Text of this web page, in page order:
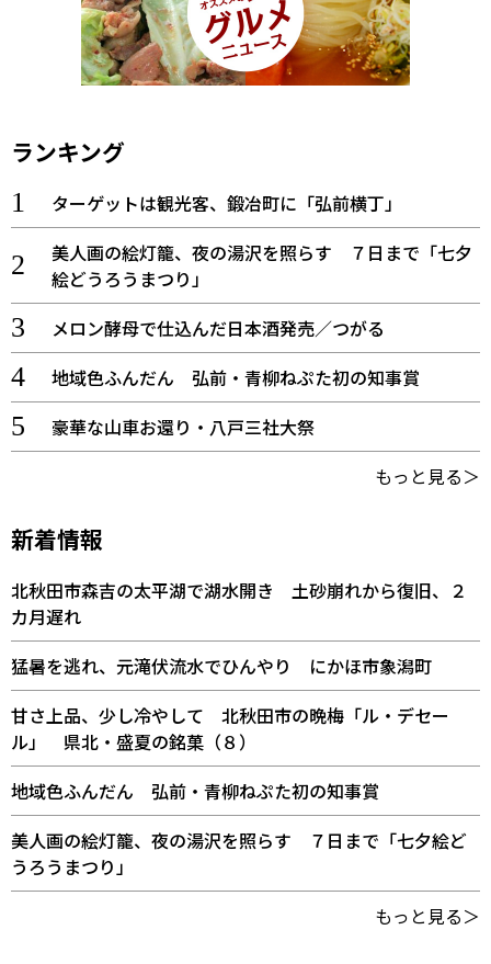
ランキング
ターゲットは観光客、鍛冶町に「弘前横丁」
美人画の絵灯籠、夜の湯沢を照らす ７日まで「七夕
絵どうろうまつり」
メロン酵母で仕込んだ日本酒発売／つがる
地域色ふんだん 弘前・青柳ねぷた初の知事賞
豪華な山車お還り・八戸三社大祭
もっと見る＞
新着情報
北秋田市森吉の太平湖で湖水開き 土砂崩れから復旧、２
カ月遅れ
猛暑を逃れ、元滝伏流水でひんやり にかほ市象潟町
甘さ上品、少し冷やして 北秋田市の晩梅「ル・デセー
ル」 県北・盛夏の銘菓（８）
地域色ふんだん 弘前・青柳ねぷた初の知事賞
美人画の絵灯籠、夜の湯沢を照らす ７日まで「七夕絵ど
うろうまつり」
もっと見る＞